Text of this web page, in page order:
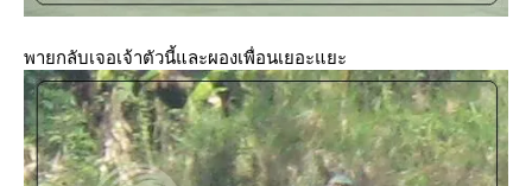
พายกลับเจอเจ้าตัวนี้และผองเพื่อนเยอะแยะ